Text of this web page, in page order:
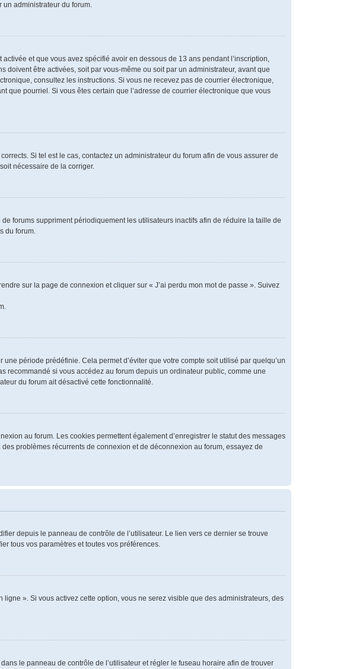
un administrateur du forum.
et que vous avez spécifié avoir en dessous de 13 ans pendant l’inscription,
être activées, soit par vous-même ou soit par un administrateur, avant que
consultez les instructions. Si vous ne recevez pas de courrier électronique,
que pourriel. Si vous êtes certain que l’adresse de courrier électronique que vous
Si tel est le cas, contactez un administrateur du forum afin de vous assurer de
nécessaire de la corriger.
forums suppriment périodiquement les utilisateurs inactifs afin de réduire la taille de
du forum.
sur la page de connexion et cliquer sur « J’ai perdu mon mot de passe ». Suivez
période prédéfinie. Cela permet d’éviter que votre compte soit utilisé par quelqu’un
recommandé si vous accédez au forum depuis un ordinateur public, comme une
du forum ait désactivé cette fonctionnalité.
au forum. Les cookies permettent également d’enregistrer le statut des messages
problèmes récurrents de connexion et de déconnexion au forum, essayez de
depuis le panneau de contrôle de l’utilisateur. Le lien vers ce dernier se trouve
tous vos paramètres et toutes vos préférences.
». Si vous activez cette option, vous ne serez visible que des administrateurs, des
le panneau de contrôle de l’utilisateur et régler le fuseau horaire afin de trouver